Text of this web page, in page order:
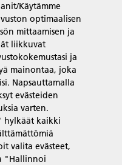
Käytämme
optimaalisen
mittaamisen ja
liikkuvat
ja
mainontaa, joka
Napsauttamalla
evästeiden
varten.
hylkäät kaikki
valita evästeet,
"Hallinnoi